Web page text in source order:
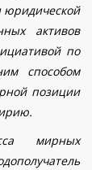
активов
по
способом
позиции
мирных